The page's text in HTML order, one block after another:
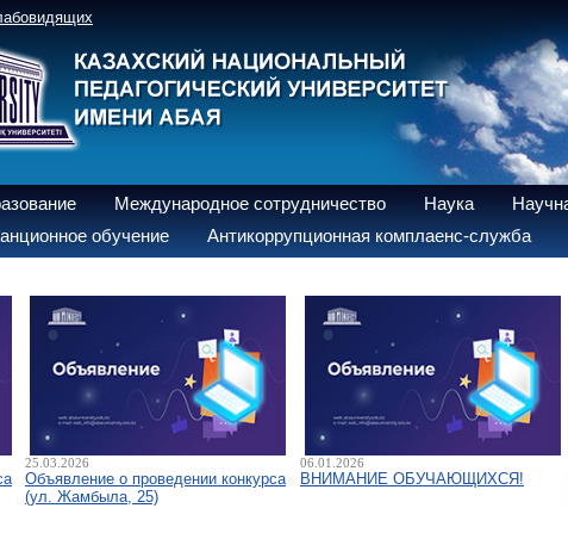
Международное сотрудничество Наука
обучение Антикоррупционная комплаенс-служба
25.03.2026
Объявление о проведении конкурса
(ул. Жамбыла, 25)
06.01.2026
ВНИМАНИЕ ОБУЧАЮЩИХСЯ!